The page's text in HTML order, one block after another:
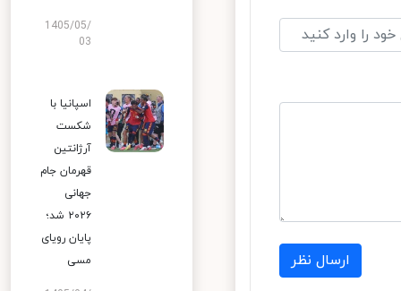
ارسال نظر
1405/05/
03
اسپانیا با
شکست
آرژانتین
قهرمان جام
جهانی
۲۰۲۶ شد؛
پایان رویای
مسی